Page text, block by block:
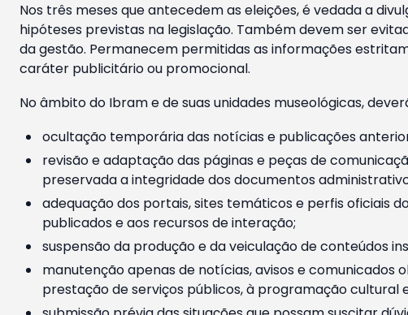
Nos três meses que antecedem as eleições, é vedada a
hipóteses previstas na legislação. Também devem ser
da gestão. Permanecem permitidas as informações
caráter publicitário ou promocional.
No âmbito do Ibram e de suas unidades museológicas,
ocultação temporária das notícias e publicações
revisão e adaptação das páginas e peças de
preservada a integridade dos documentos
adequação dos portais, sites temáticos e perfis oficiais
publicados e aos recursos de interação;
suspensão da produção e da veiculação de conteúdos
manutenção apenas de notícias, avisos e comunicados
prestação de serviços públicos, à programação cultural